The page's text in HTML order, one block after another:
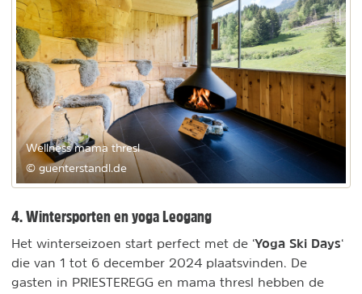
Wellness mama thresl
© guenterstandl.de
4. Wintersporten en yoga Leogang
Het winterseizoen start perfect met de ‘Yoga Ski Days‘
die van 1 tot 6 december 2024 plaatsvinden. De
gasten in PRIESTEREGG en mama thresl hebben de